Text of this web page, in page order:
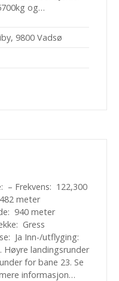
og…
9800 Vadsø
– Frekvens: 122,300
meter
940 meter
Gress
Ja Inn-/utflyging:
Høyre landingsrunder
for bane 23. Se
informasjon…